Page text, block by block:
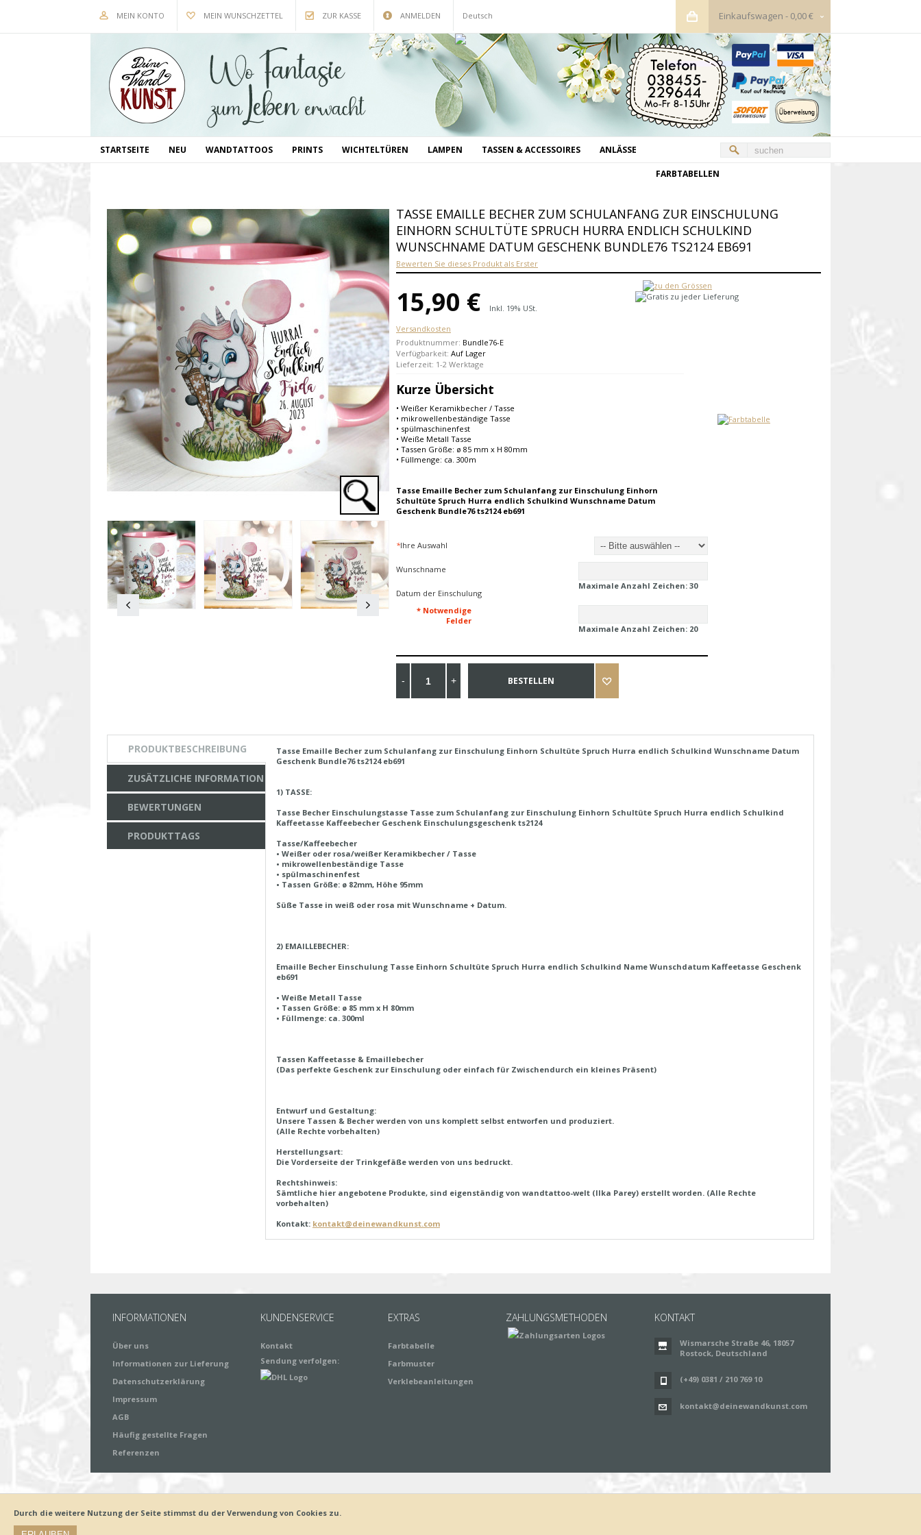
MEIN KONTO MEIN WUNSCHZETTEL ZUR KASSE ANMELDEN Deutsch Einkaufswagen - 0,00 €
STARTSEITE NEU WANDTATTOOS PRINTS WICHTELTÜREN LAMPEN TASSEN & ACCESSOIRES ANLÄSSE
FARBTABELLEN
TASSE EMAILLE BECHER ZUM SCHULANFANG ZUR EINSCHULUNG
EINHORN SCHULTÜTE SPRUCH HURRA ENDLICH SCHULKIND
WUNSCHNAME DATUM GESCHENK BUNDLE76 TS2124 EB691
Bewerten Sie dieses Produkt als Erster
15,90 €
Inkl. 19% USt.
Versandkosten
Produktnummer: Bundle76-E
Verfügbarkeit: Auf Lager
Lieferzeit: 1-2 Werktage
Kurze Übersicht
• Weißer Keramikbecher / Tasse
• mikrowellenbeständige Tasse
• spülmaschinenfest
• Weiße Metall Tasse
• Tassen Größe: ø 85 mm x H 80mm
• Füllmenge: ca. 300m
Tasse Emaille Becher zum Schulanfang zur Einschulung Einhorn
Schultüte Spruch Hurra endlich Schulkind Wunschname Datum
Geschenk Bundle76 ts2124 eb691
*Ihre Auswahl
Wunschname
Maximale Anzahl Zeichen: 30
Datum der Einschulung
Maximale Anzahl Zeichen: 20
* Notwendige
Felder
BESTELLEN
PRODUKTBESCHREIBUNG
ZUSÄTZLICHE INFORMATION
BEWERTUNGEN
PRODUKTTAGS
Tasse Emaille Becher zum Schulanfang zur Einschulung Einhorn Schultüte Spruch Hurra endlich Schulkind Wunschname Datum
Geschenk Bundle76 ts2124 eb691
1) TASSE:
Tasse Becher Einschulungstasse Tasse zum Schulanfang zur Einschulung Einhorn Schultüte Spruch Hurra endlich Schulkind
Kaffeetasse Kaffeebecher Geschenk Einschulungsgeschenk ts2124
Tasse/Kaffeebecher
• Weißer oder rosa/weißer Keramikbecher / Tasse
• mikrowellenbeständige Tasse
• spülmaschinenfest
• Tassen Größe: ø 82mm, Höhe 95mm
Süße Tasse in weiß oder rosa mit Wunschname + Datum.
2) EMAILLEBECHER:
Emaille Becher Einschulung Tasse Einhorn Schultüte Spruch Hurra endlich Schulkind Name Wunschdatum Kaffeetasse Geschenk
eb691
• Weiße Metall Tasse
• Tassen Größe: ø 85 mm x H 80mm
• Füllmenge: ca. 300ml
Tassen Kaffeetasse & Emaillebecher
(Das perfekte Geschenk zur Einschulung oder einfach für Zwischendurch ein kleines Präsent)
Entwurf und Gestaltung:
Unsere Tassen & Becher werden von uns komplett selbst entworfen und produziert.
(Alle Rechte vorbehalten)
Herstellungsart:
Die Vorderseite der Trinkgefäße werden von uns bedruckt.
Rechtshinweis:
Sämtliche hier angebotene Produkte, sind eigenständig von wandtattoo-welt (Ilka Parey) erstellt worden. (Alle Rechte
vorbehalten)
Kontakt: kontakt@deinewandkunst.com
INFORMATIONEN
Über uns
Informationen zur Lieferung
Datenschutzerklärung
Impressum
AGB
Häufig gestellte Fragen
Referenzen
KUNDENSERVICE
Kontakt
Sendung verfolgen:
EXTRAS
Farbtabelle
Farbmuster
Verklebeanleitungen
ZAHLUNGSMETHODEN KONTAKT
Wismarsche Straße 46, 18057
Rostock, Deutschland
(+49) 0381 / 210 769 10
kontakt@deinewandkunst.com
Impressum
Durch die weitere Nutzung der Seite stimmst du der Verwendung von Cookies zu.